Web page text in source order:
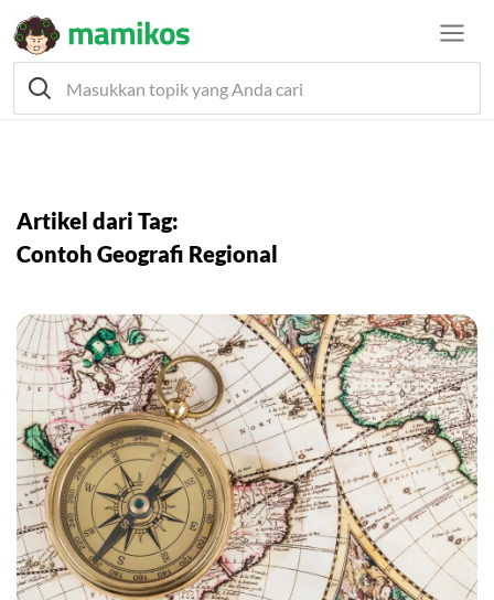
Artikel dari Tag:
Contoh Geografi Regional